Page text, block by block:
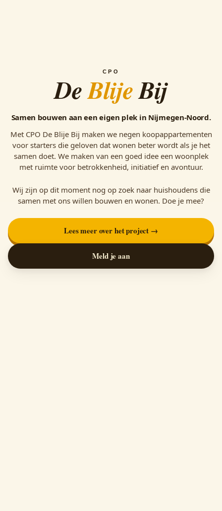
CPO
DeBlijeBij
Samen bouwen aan een eigen plek in Nijmegen-Noord.
Met CPO De Blije Bij maken we negen koopappartementen
voor starters die geloven dat wonen beter wordt als je het
samen doet. We maken van een goed idee een woonplek
met ruimte voor betrokkenheid, initiatief en avontuur.
Wij zijn op dit moment nog op zoek naar huishoudens die
samen met ons willen bouwen en wonen. Doe je mee?
Lees meer over het project →
Meld je aan